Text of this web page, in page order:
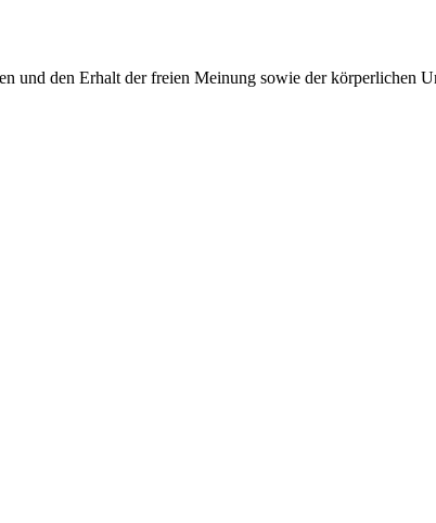
und den Erhalt der freien Meinung sowie der körperlichen